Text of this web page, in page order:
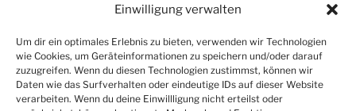
Einwilligung verwalten
Um dir ein optimales Erlebnis zu bieten, verwenden wir Technologien
wie Cookies, um Geräteinformationen zu speichern und/oder darauf
zuzugreifen. Wenn du diesen Technologien zustimmst, können wir
Daten wie das Surfverhalten oder eindeutige IDs auf dieser Website
verarbeiten. Wenn du deine Einwillligung nicht erteilst oder
SUCHEN